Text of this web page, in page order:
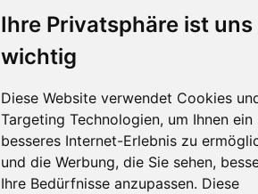
Ihre Privatsphäre ist uns
wichtig
Diese Website verwendet Cookies
Targeting Technologien, um Ihnen ein
besseres Internet-Erlebnis zu
und die Werbung, die Sie sehen,
Ihre Bedürfnisse anzupassen. Diese